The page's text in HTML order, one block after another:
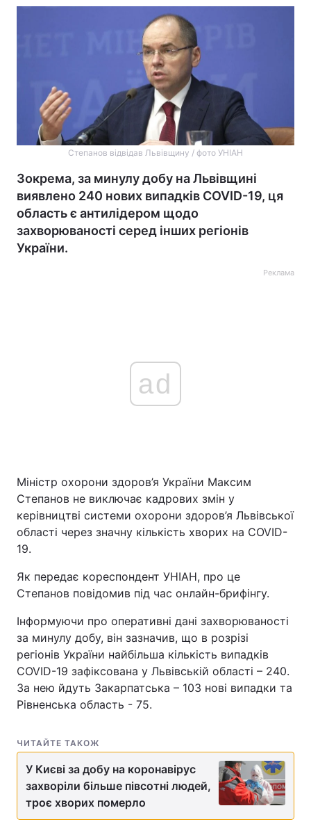
Степанов відвідав Львівщину / фото УНІАН
Зокрема, за минулу добу на Львівщині
виявлено 240 нових випадків COVID-19, ця
область є антилідером щодо
захворюваності серед інших регіонів
України.
Реклама
ad
Міністр охорони здоров’я України Максим
Степанов не виключає кадрових змін у
керівництві системи охорони здоров’я Львівської
області через значну кількість хворих на COVID-
19.
Як передає кореспондент УНІАН, про це
Степанов повідомив під час онлайн-брифінгу.
Інформуючи про оперативні дані захворюваності
за минулу добу, він зазначив, що в розрізі
регіонів України найбільша кількість випадків
COVID-19 зафіксована у Львівській області – 240.
За нею йдуть Закарпатська – 103 нові випадки та
Рівненська область - 75.
ЧИТАЙТЕ ТАКОЖ
У Києві за добу на коронавірус
захворіли більше півсотні людей,
троє хворих померло